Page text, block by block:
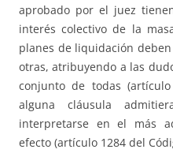
aprobado por el juez
interés colectivo de la
planes de liquidación
otras, atribuyendo a las
conjunto de todas
alguna cláusula
interpretarse en el más
efecto (artículo 1284 del